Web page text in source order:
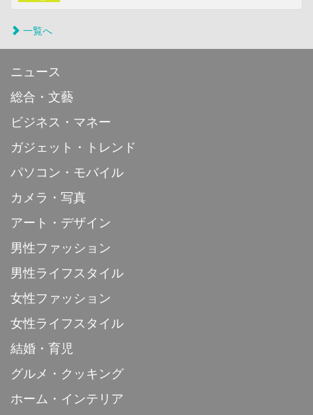
一覧へ
ニュース
総合・文藝
ビジネス・マネー
ガジェット・トレンド
パソコン・モバイル
カメラ・写真
アート・デザイン
男性ファッション
男性ライフスタイル
女性ファッション
女性ライフスタイル
結婚・育児
グルメ・クッキング
ホーム・インテリア